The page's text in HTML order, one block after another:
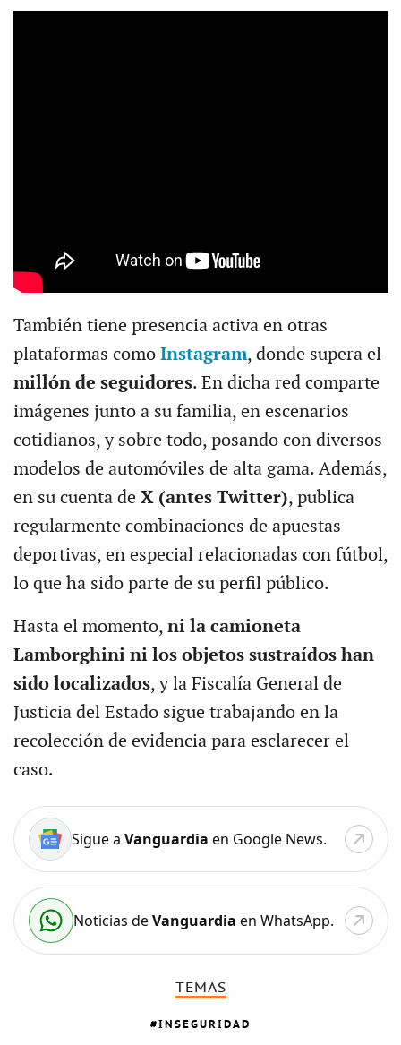
También tiene presencia activa en otras
plataformas como Instagram, donde supera el
millón de seguidores. En dicha red comparte
imágenes junto a su familia, en escenarios
cotidianos, y sobre todo, posando con diversos
modelos de automóviles de alta gama. Además,
en su cuenta de X (antes Twitter), publica
regularmente combinaciones de apuestas
deportivas, en especial relacionadas con fútbol,
lo que ha sido parte de su perfil público.
Hasta el momento, ni la camioneta
Lamborghini ni los objetos sustraídos han
sido localizados, y la Fiscalía General de
Justicia del Estado sigue trabajando en la
recolección de evidencia para esclarecer el
caso.
Sigue a Vanguardia en Google News.
Noticias deVanguardia en WhatsApp.
TEMAS
INSEGURIDAD